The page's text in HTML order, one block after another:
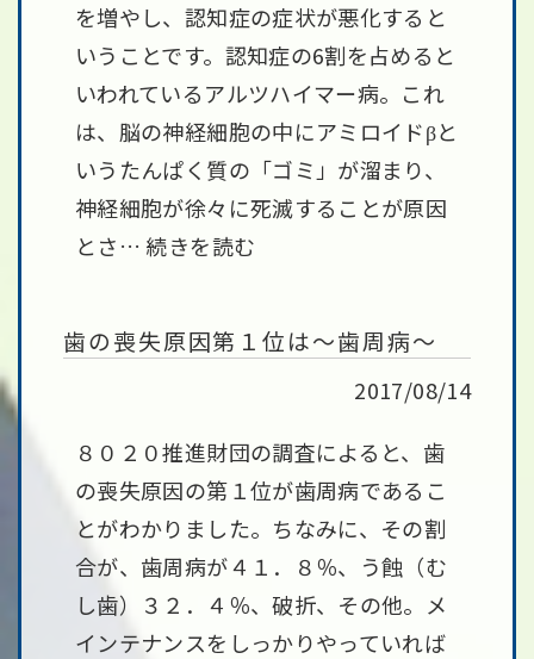
を増やし、認知症の症状が悪化すると
いうことです。認知症の6割を占めると
いわれているアルツハイマー病。これ
は、脳の神経細胞の中にアミロイドβと
いうたんぱく質の「ゴミ」が溜まり、
神経細胞が徐々に死滅することが原因
とさ… 続きを読む
歯の喪失原因第１位は～歯周病～
2017/08/14
８０２０推進財団の調査によると、歯
の喪失原因の第１位が歯周病であるこ
とがわかりました。ちなみに、その割
合が、歯周病が４１．８％、う蝕（む
し歯）３２．４％、破折、その他。メ
インテナンスをしっかりやっていれば